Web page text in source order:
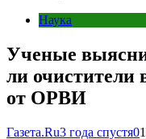
Наука
Ученые
ли очистители
от ОРВИ
Газета.Ru3 года спустя0